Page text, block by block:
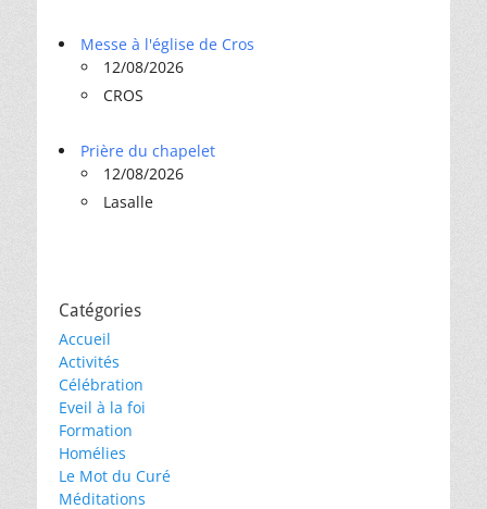
Messe à l'église de Cros
12/08/2026
CROS
Prière du chapelet
12/08/2026
Lasalle
Catégories
Accueil
Activités
Célébration
Eveil à la foi
Formation
Homélies
Le Mot du Curé
Méditations